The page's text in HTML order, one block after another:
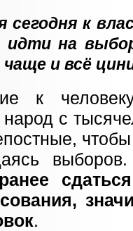
сегодня к
на
и всё
к
с
.